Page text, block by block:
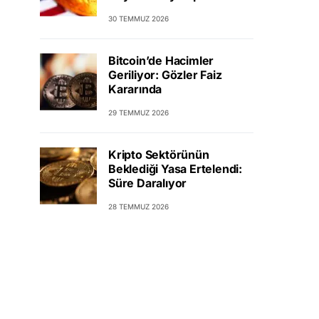
30 TEMMUZ 2026
Bitcoin’de Hacimler
Geriliyor: Gözler Faiz
Kararında
29 TEMMUZ 2026
Kripto Sektörünün
Beklediği Yasa Ertelendi:
Süre Daralıyor
28 TEMMUZ 2026